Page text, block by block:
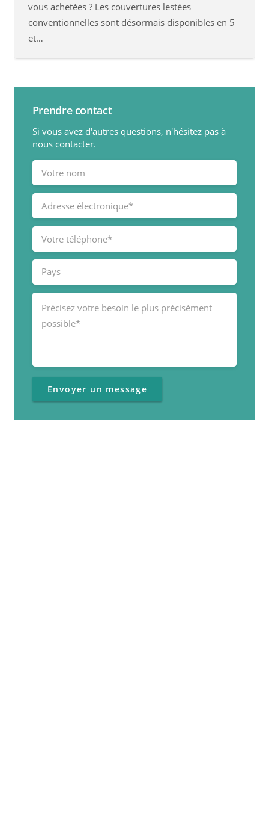
vous achetées ? Les couvertures lestées
conventionnelles sont désormais disponibles en 5
et…
Prendre contact
Si vous avez d'autres questions, n'hésitez pas à
nous contacter.